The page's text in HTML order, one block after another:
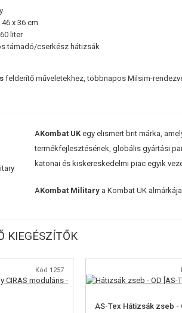
x 36 cm
liter
támadó/cserkész hátizsák
felderítő műveletekhez, többnapos Milsim-
AKombat UKegy elismert brit márka,
termékfejlesztésének, globális gyártási
katonai és kiskereskedelmi piac egyik
AKombat Military a Kombat UK
KIEGÉSZÍTŐK
Kód 1257
AS-Tex Hátizsák zseb -